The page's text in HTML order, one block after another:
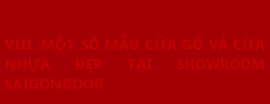
VIII. MỘT SỐ MẪU CỬA GỖ VÀ CỬA
NHỰA ĐẸP TẠI SHOWROOM
SAIGONDOOR